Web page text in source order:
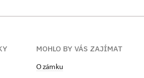
Je členkou
MOHLO BY VÁS ZAJÍMAT
O zámku